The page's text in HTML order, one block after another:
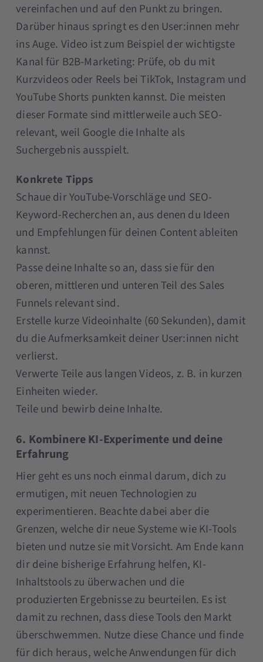
vereinfachen und auf den Punkt zu bringen.
Darüber hinaus springt es den User:innen mehr
ins Auge. Video ist zum Beispiel der wichtigste
Kanal für B2B-Marketing: Prüfe, ob du mit
Kurzvideos oder Reels bei TikTok, Instagram und
YouTube Shorts punkten kannst. Die meisten
dieser Formate sind mittlerweile auch SEO-
relevant, weil Google die Inhalte als
Suchergebnis ausspielt.
Konkrete Tipps
Schaue dir YouTube-Vorschläge und SEO-
Keyword-Recherchen an, aus denen du Ideen
und Empfehlungen für deinen Content ableiten
kannst.
Passe deine Inhalte so an, dass sie für den
oberen, mittleren und unteren Teil des Sales
Funnels relevant sind.
Erstelle kurze Videoinhalte (60 Sekunden), damit
du die Aufmerksamkeit deiner User:innen nicht
verlierst.
Verwerte Teile aus langen Videos, z. B. in kurzen
Einheiten wieder.
Teile und bewirb deine Inhalte.
6. Kombinere KI-Experimente und deine
Erfahrung
Hier geht es uns noch einmal darum, dich zu
ermutigen, mit neuen Technologien zu
experimentieren. Beachte dabei aber die
Grenzen, welche dir neue Systeme wie KI-Tools
bieten und nutze sie mit Vorsicht. Am Ende kann
dir deine bisherige Erfahrung helfen, KI-
Inhaltstools zu überwachen und die
produzierten Ergebnisse zu beurteilen. Es ist
damit zu rechnen, dass diese Tools den Markt
überschwemmen. Nutze diese Chance und finde
für dich heraus, welche Anwendungen für dich